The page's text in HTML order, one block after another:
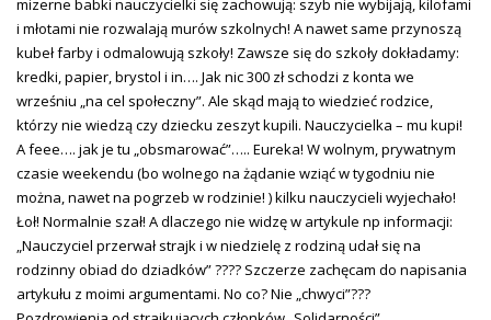
mizerne babki nauczycielki się zachowują: szyb nie wybijają, kilofami
i młotami nie rozwalają murów szkolnych! A nawet same przynoszą
kubeł farby i odmalowują szkoły! Zawsze się do szkoły dokładamy:
kredki, papier, brystol i in…. Jak nic 300 zł schodzi z konta we
wrześniu „na cel społeczny”. Ale skąd mają to wiedzieć rodzice,
którzy nie wiedzą czy dziecku zeszyt kupili. Nauczycielka – mu kupi!
A feee…. jak je tu „obsmarować”….. Eureka! W wolnym, prywatnym
czasie weekendu (bo wolnego na żądanie wziąć w tygodniu nie
można, nawet na pogrzeb w rodzinie! ) kilku nauczycieli wyjechało!
Łoł! Normalnie szał! A dlaczego nie widzę w artykule np informacji:
„Nauczyciel przerwał strajk i w niedzielę z rodziną udał się na
rodzinny obiad do dziadków” ???? Szczerze zachęcam do napisania
artykułu z moimi argumentami. No co? Nie „chwyci”???